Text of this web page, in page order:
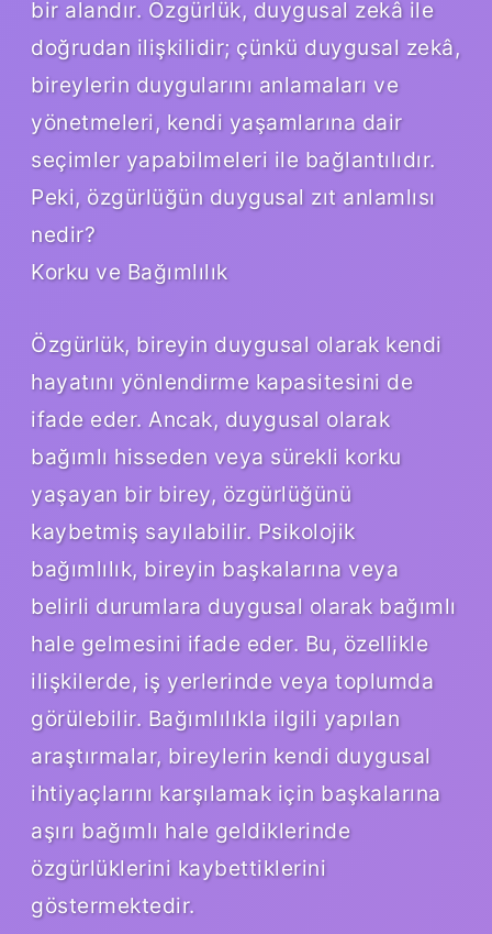
bir alandır. Özgürlük, duygusal zekâ ile
doğrudan ilişkilidir; çünkü duygusal zekâ,
bireylerin duygularını anlamaları ve
yönetmeleri, kendi yaşamlarına dair
seçimler yapabilmeleri ile bağlantılıdır.
Peki, özgürlüğün duygusal zıt anlamlısı
nedir?
Korku ve Bağımlılık
Özgürlük, bireyin duygusal olarak kendi
hayatını yönlendirme kapasitesini de
ifade eder. Ancak, duygusal olarak
bağımlı hisseden veya sürekli korku
yaşayan bir birey, özgürlüğünü
kaybetmiş sayılabilir. Psikolojik
bağımlılık, bireyin başkalarına veya
belirli durumlara duygusal olarak bağımlı
hale gelmesini ifade eder. Bu, özellikle
ilişkilerde, iş yerlerinde veya toplumda
görülebilir. Bağımlılıkla ilgili yapılan
araştırmalar, bireylerin kendi duygusal
ihtiyaçlarını karşılamak için başkalarına
aşırı bağımlı hale geldiklerinde
özgürlüklerini kaybettiklerini
göstermektedir.